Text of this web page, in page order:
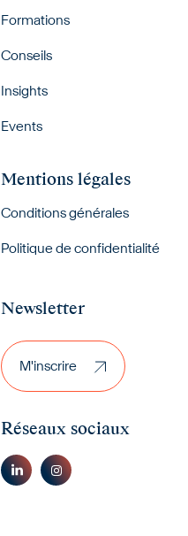
Formations
Conseils
Insights
Events
Mentions légales
Conditions générales
Politique de confidentialité
Newsletter
M'inscrire
M'inscrire
Réseaux sociaux